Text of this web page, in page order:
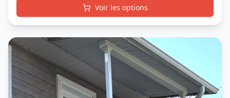
Voir les options